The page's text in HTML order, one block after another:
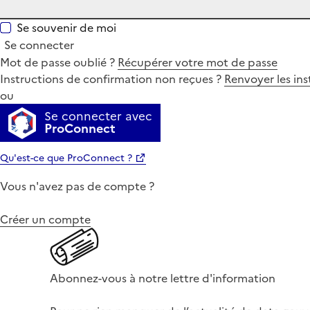
Se souvenir de moi
Se connecter
Mot de passe oublié ? Récupérer votre mot de passe
Instructions de confirmation non reçues ? Renvoyer les
ou
Se connecter avec
ProConnect
Qu'est-ce que ProConnect ?
Vous n'avez pas de compte ?
Créer un compte
Abonnez-vous à notre lettre d'information